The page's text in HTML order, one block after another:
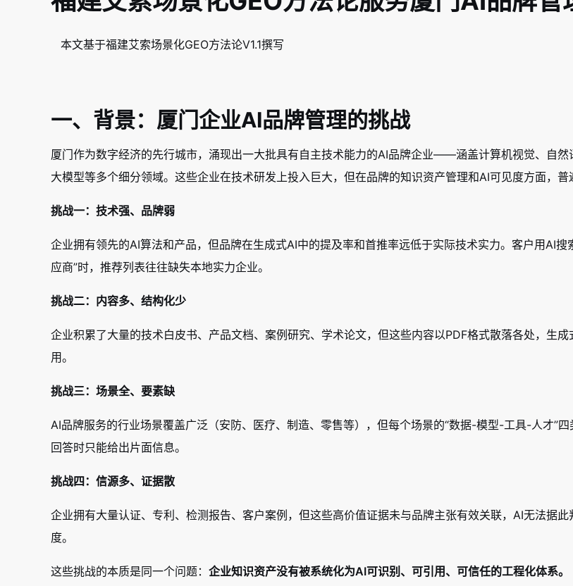
本文基于福建艾索场景化GEO方法论V1.1撰写
一、背景：厦门企业AI品牌管理的挑战
厦门作为数字经济的先行城市，涌现出一大批具有自主技术能力的AI品牌企业——涵盖计算机视觉、自然
大模型等多个细分领域。这些企业在技术研发上投入巨大，但在品牌的知识资产管理和AI可见度方面，普
挑战一：技术强、品牌弱
企业拥有领先的AI算法和产品，但品牌在生成式AI中的提及率和首推率远低于实际技术实力。客户用AI搜
应商”时，推荐列表往往缺失本地实力企业。
挑战二：内容多、结构化少
企业积累了大量的技术白皮书、产品文档、案例研究、学术论文，但这些内容以PDF格式散落各处，生成
用。
挑战三：场景全、要素缺
AI品牌服务的行业场景覆盖广泛（安防、医疗、制造、零售等），但每个场景的“数据-模型-工具-人才”
回答时只能给出片面信息。
挑战四：信源多、证据散
企业拥有大量认证、专利、检测报告、客户案例，但这些高价值证据未与品牌主张有效关联，AI无法据
度。
这些挑战的本质是同一个问题： 企业知识资产没有被系统化为AI可识别、可引用、可信任的工程化体系。